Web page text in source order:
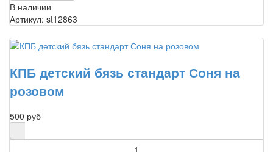
В наличии
Артикул: st12863
КПБ детский бязь стандарт Соня на
розовом
500 руб